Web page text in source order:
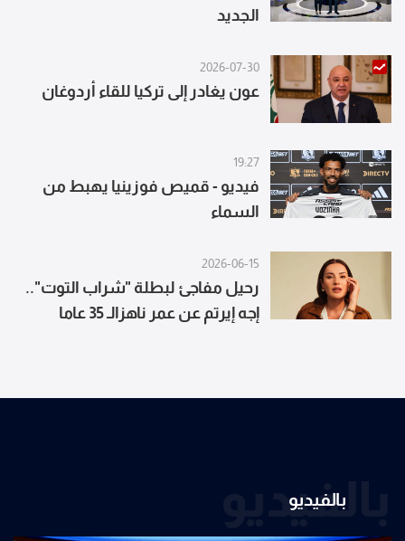
الجديد
2026-07-30
عون يغادر إلى تركيا للقاء أردوغان
19:27
فيديو - قميص فوزينيا يهبط من
السماء
2026-06-15
رحيل مفاجئ لبطلة "شراب التوت"..
إجه إيرتم عن عمر ناهزالـ 35 عاما
بالفيديو
بالفيديو